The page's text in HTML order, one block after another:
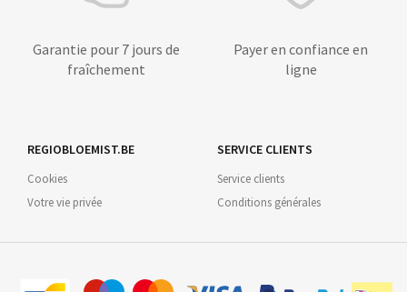
Garantie pour 7 jours de
fraîchement
Payer en confiance en
ligne
REGIOBLOEMIST.BE
Cookies
Votre vie privée
SERVICE CLIENTS
Service clients
Conditions générales